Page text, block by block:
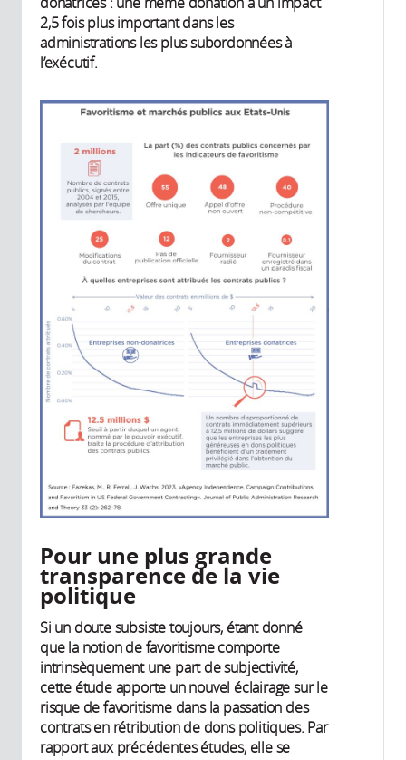
2,5 fois plus important dans les
administrations les plus subordonnées à
l’exécutif.
Pour une plus grande
transparence de la vie
politique
Si un doute subsiste toujours, étant donné
que la notion de favoritisme comporte
intrinsèquement une part de subjectivité,
cette étude apporte un nouvel éclairage sur le
risque de favoritisme dans la passation des
contrats en rétribution de dons politiques. Par
rapport aux précédentes études, elle se